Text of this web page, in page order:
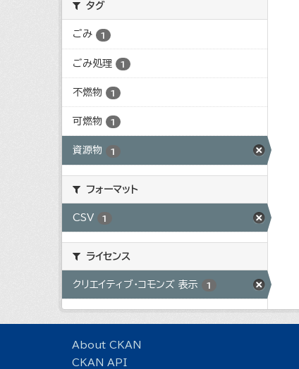
タグ
ごみ 1
ごみ処理 1
不燃物 1
可燃物 1
資源物 1
フォーマット
CSV 1
ライセンス
クリエイティブ・コモンズ 表示 1
About CKAN
CKAN API